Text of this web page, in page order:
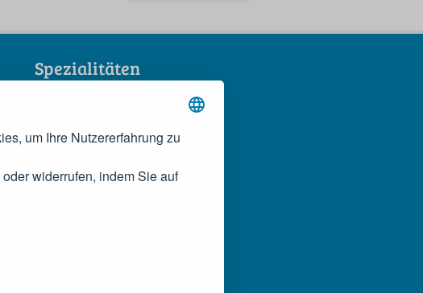
um Ihre Nutzererfahrung zu
widerrufen, indem Sie auf
Spezialitäten
Der Rosso Conero